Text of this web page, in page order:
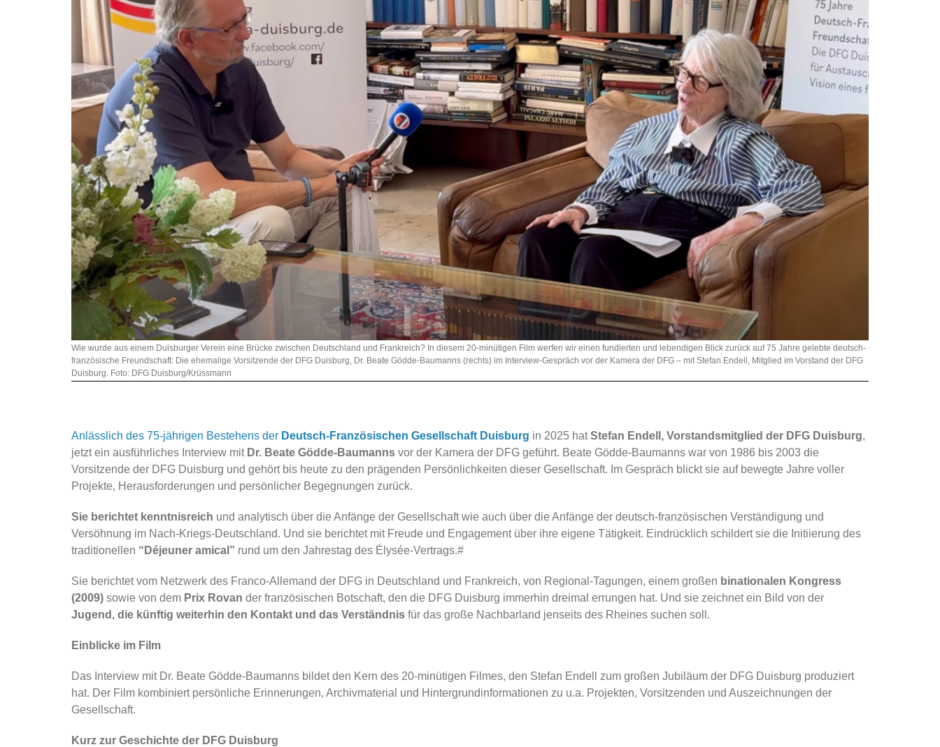
Wie wurde aus einem Duisburger Verein eine Brücke zwischen Deutschland und Frankreich? In diesem 20-minütigen Film werfen wir einen fundierten und lebendigen Blick zurück auf 75 Jahre gelebte deutsch-
französische Freundschaft: Die ehemalige Vorsitzende der DFG Duisburg, Dr. Beate Gödde-Baumanns (rechts) im Interview-Gespräch vor der Kamera der DFG – mit Stefan Endell, Mitglied im Vorstand der DFG
Duisburg. Foto: DFG Duisburg/Krüssmann
Anlässlich des 75-jährigen Bestehens der Deutsch-Französischen Gesellschaft Duisburg in 2025 hatStefan Endell, Vorstandsmitglied der DFG Duisburg,
jetzt ein ausführliches Interview mit Dr. Beate Gödde-Baumanns vor der Kamera der DFG geführt. Beate Gödde-Baumanns war von 1986 bis 2003 die
Vorsitzende der DFG Duisburg und gehört bis heute zu den prägenden Persönlichkeiten dieser Gesellschaft. Im Gespräch blickt sie auf bewegte Jahre voller
Projekte, Herausforderungen und persönlicher Begegnungen zurück.
Sie berichtet kenntnisreich und analytisch über die Anfänge der Gesellschaft wie auch über die Anfänge der deutsch-französischen Verständigung und
Versöhnung im Nach-Kriegs-Deutschland. Und sie berichtet mit Freude und Engagement über ihre eigene Tätigkeit. Eindrücklich schildert sie die Initiierung des
traditionellen “Déjeuner amical” rund um den Jahrestag des Élysée-Vertrags.#
Sie berichtet vom Netzwerk des Franco-Allemand der DFG in Deutschland und Frankreich, von Regional-Tagungen, einem großen binationalen Kongress
(2009) sowie von dem Prix Rovan der französischen Botschaft, den die DFG Duisburg immerhin dreimal errungen hat. Und sie zeichnet ein Bild von der
Jugend, die künftig weiterhin den Kontakt und das Verständnis für das große Nachbarland jenseits des Rheines suchen soll.
Einblicke im Film
Das Interview mit Dr. Beate Gödde-Baumanns bildet den Kern des 20-minütigen Filmes, den Stefan Endell zum großen Jubiläum der DFG Duisburg produziert
hat. Der Film kombiniert persönliche Erinnerungen, Archivmaterial und Hintergrundinformationen zu u.a. Projekten, Vorsitzenden und Auszeichnungen der
Gesellschaft.
Kurz zur Geschichte der DFG Duisburg